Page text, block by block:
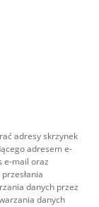
adresy skrzynek
adresem e-
e-mail oraz
danych przez
danych